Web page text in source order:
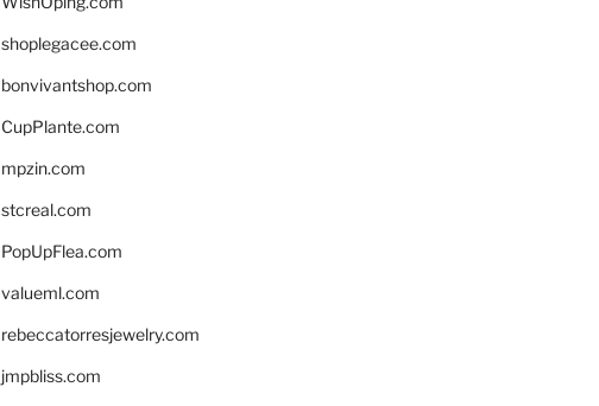
shoplegacee.com
bonvivantshop.com
CupPlante.com
mpzin.com
stcreal.com
PopUpFlea.com
valueml.com
rebeccatorresjewelry.com
jmpbliss.com